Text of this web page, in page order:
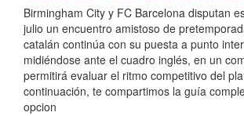
Birmingham City y FC Barcelona disputan
julio un encuentro amistoso de
catalán continúa con su puesta a punto
midiéndose ante el cuadro inglés, en un
permitirá evaluar el ritmo competitivo del
continuación, te compartimos la guía
opcion